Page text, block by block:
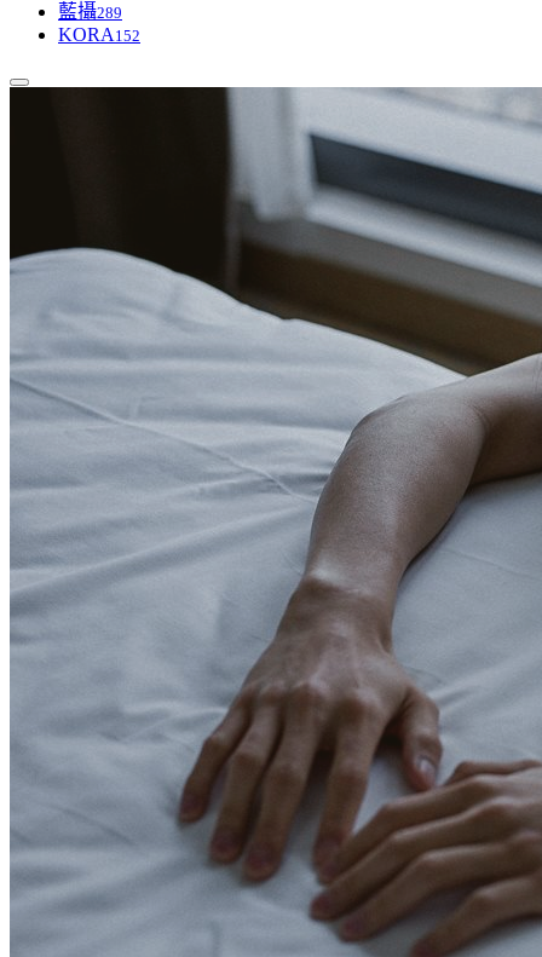
藍攝289
KORA 152